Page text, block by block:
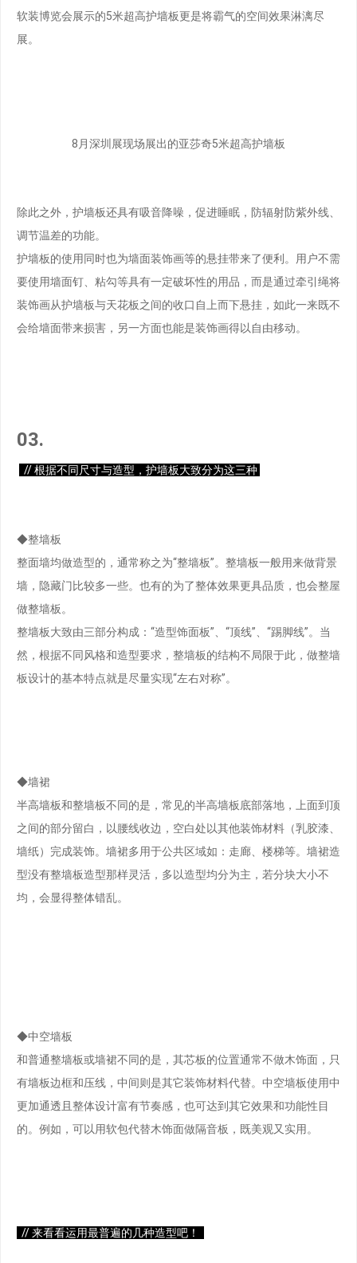
软装博览会展示的5米超高护墙板更是将霸气的空间效果淋漓尽
展。
8月深圳展现场展出的亚莎奇5米超高护墙板
除此之外，护墙板还具有吸音降噪，促进睡眠，防辐射防紫外线、
调节温差的功能。
护墙板的使用同时也为墙面装饰画等的悬挂带来了便利。用户不需
要使用墙面钉、粘勾等具有一定破坏性的用品，而是通过牵引绳将
装饰画从护墙板与天花板之间的收口自上而下悬挂，如此一来既不
会给墙面带来损害，另一方面也能是装饰画得以自由移动。
03.
// 根据不同尺寸与造型，护墙板大致分为这三种
◆整墙板
整面墙均做造型的，通常称之为“整墙板”。整墙板一般用来做背景
墙，隐藏门比较多一些。也有的为了整体效果更具品质，也会整屋
做整墙板。
整墙板大致由三部分构成：“造型饰面板”、“顶线”、“踢脚线”。当
然，根据不同风格和造型要求，整墙板的结构不局限于此，做整墙
板设计的基本特点就是尽量实现“左右对称”。
◆墙裙
半高墙板和整墙板不同的是，常见的半高墙板底部落地，上面到顶
之间的部分留白，以腰线收边，空白处以其他装饰材料（乳胶漆、
墙纸）完成装饰。墙裙多用于公共区域如：走廊、楼梯等。墙裙造
型没有整墙板造型那样灵活，多以造型均分为主，若分块大小不
均，会显得整体错乱。
◆中空墙板
和普通整墙板或墙裙不同的是，其芯板的位置通常不做木饰面，只
有墙板边框和压线，中间则是其它装饰材料代替。中空墙板使用中
更加通透且整体设计富有节奏感，也可达到其它效果和功能性目
的。例如，可以用软包代替木饰面做隔音板，既美观又实用。
// 来看看运用最普遍的几种造型吧！